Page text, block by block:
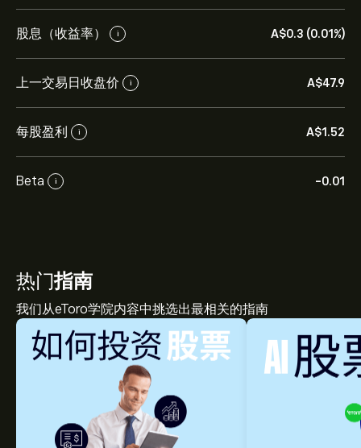
股息（收益率） i ‎A$‎0.3 (0.01%)
上一交易日收盘价 i ‎A$‎47.9
每股盈利 i ‎A$‎1.52
Beta i -0.01
热门指南
我们从eToro学院内容中挑选出最相关的指南